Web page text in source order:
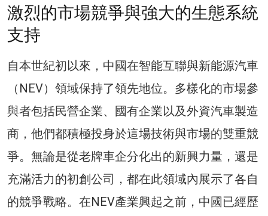
激烈的市場競爭與強大的生態系統
支持
自本世紀初以來，中國在智能互聯與新能源汽車
（NEV）領域保持了領先地位。多樣化的市場參
與者包括民營企業、國有企業以及外資汽車製造
商，他們都積極投身於這場技術與市場的雙重競
爭。無論是從老牌車企分化出的新興力量，還是
充滿活力的初創公司，都在此領域內展示了各自
的競爭戰略。在NEV產業興起之前，中國已經歷